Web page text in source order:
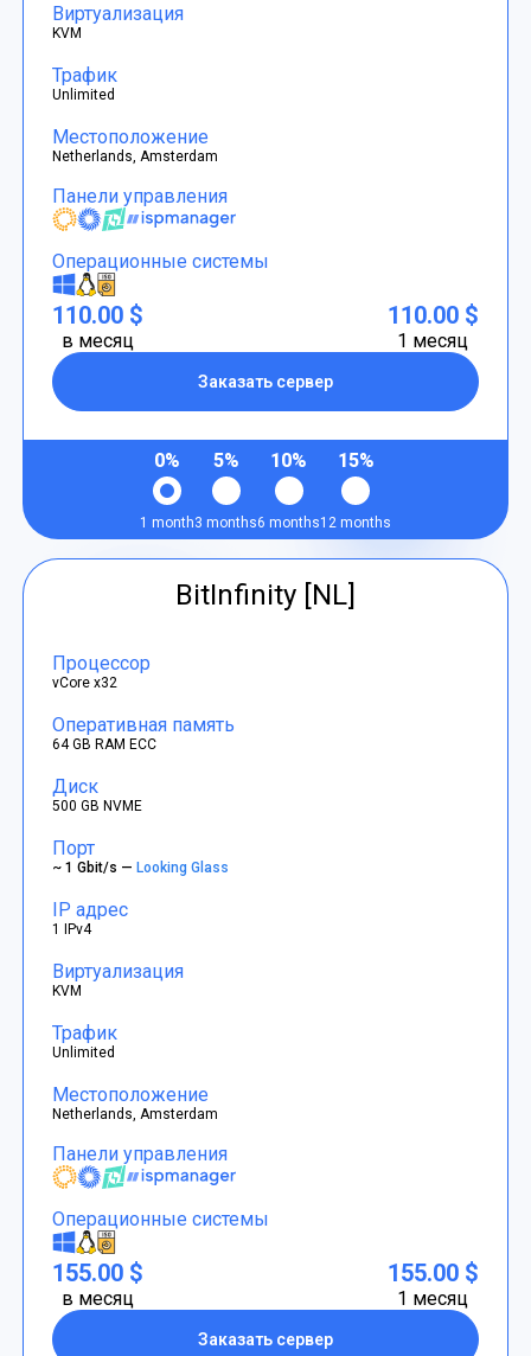
Виртуализация
KVM
Трафик
Unlimited
Местоположение
Netherlands, Amsterdam
Панели управления
Операционные системы
110.00 $
в месяц
Заказать сервер
110.00 $
1 месяц
0%
1 month
5%
3 months
10%
6 months
15%
12 months
BitInfinity [NL]
Процессор
vCore x32
Оперативная память
64 GB RAM ECC
Диск
500 GB NVME
Порт
~ 1 Gbit/s —Looking Glass
IP адрес
1 IPv4
Виртуализация
KVM
Трафик
Unlimited
Местоположение
Netherlands, Amsterdam
Панели управления
Операционные системы
155.00 $
в месяц
Заказать сервер
155.00 $
1 месяц